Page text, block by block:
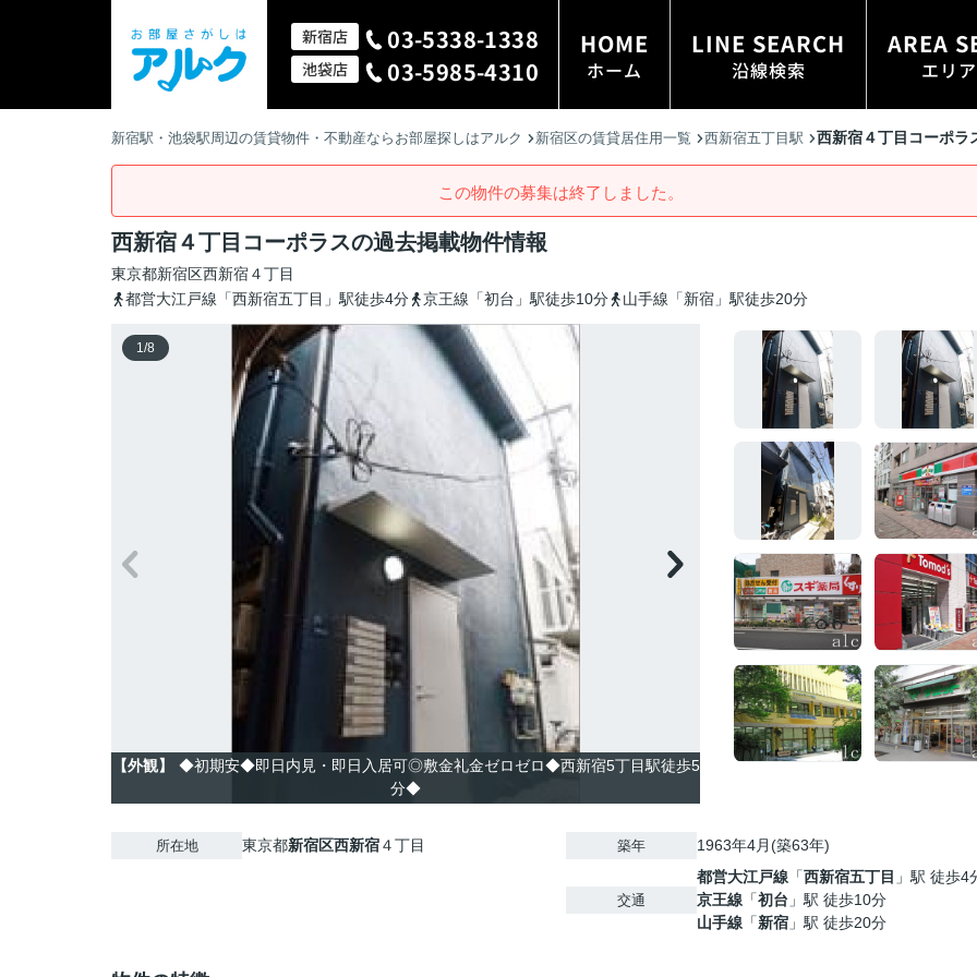
新宿店 03-5338-1338
池袋店 03-5985-4310
HOME
ホーム
LINE SEARCH
沿線検索
AREA
エリ
新宿駅・池袋駅周辺の賃貸物件・不動産ならお部屋探しはアルク 新宿区の賃貸居住用一覧 西新宿五丁目駅 西新宿４丁目コーポラ
この物件の募集は終了しました。
西新宿４丁目コーポラスの過去掲載物件情報
東京都新宿区西新宿４丁目
都営大江戸線「西新宿五丁目」駅徒歩4分
京王線「初台」駅徒歩10分 山手線「新宿」駅徒歩20分
1/8
【外観】
◆初期安◆即日内見・即日入居可◎敷金礼金ゼロゼロ◆西新宿5丁目駅徒歩5
分◆
所在地 東京都新宿区西新宿４丁目 築年 1963年4月(築63年)
交通
都営大江戸線 「西新宿五丁目 」駅 徒歩4
京王線 「初台 」駅 徒歩10分
山手線 「新宿 」駅 徒歩20分